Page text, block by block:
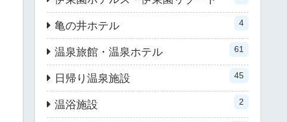
亀の井ホテル 4
温泉旅館・温泉ホテル 61
日帰り温泉施設 45
温浴施設 2